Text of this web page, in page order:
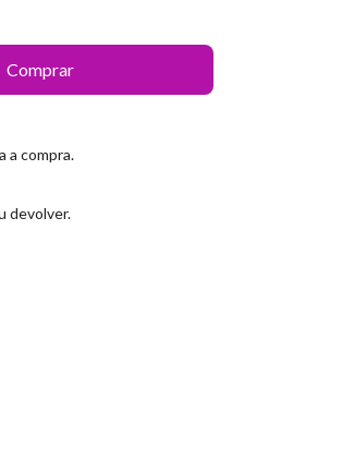
a compra.
devolver.